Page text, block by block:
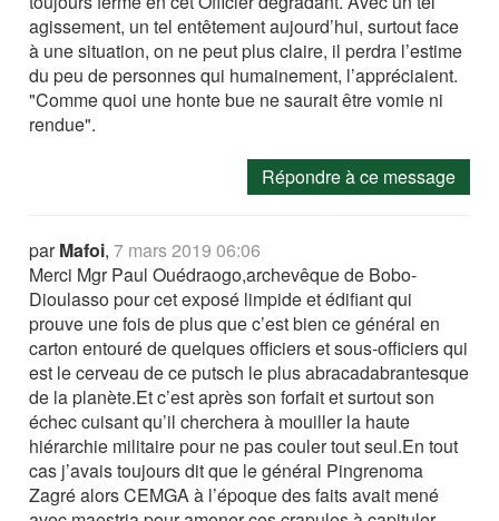
agissement, un tel entêtement aujourd’hui, surtout face
à une situation, on ne peut plus claire, il perdra l’estime
du peu de personnes qui humainement, l’appréciaient.
"Comme quoi une honte bue ne saurait être vomie ni
rendue".
Répondre à ce message
parMafoi,7 mars 2019 06:06
Merci Mgr Paul Ouédraogo,archevêque de Bobo-
Dioulasso pour cet exposé limpide et édifiant qui
prouve une fois de plus que c’est bien ce général en
carton entouré de quelques officiers et sous-officiers qui
est le cerveau de ce putsch le plus abracadabrantesque
de la planète.Et c’est après son forfait et surtout son
échec cuisant qu’il cherchera à mouiller la haute
hiérarchie militaire pour ne pas couler tout seul.En tout
cas j’avais toujours dit que le général Pingrenoma
Zagré alors CEMGA à l’époque des faits avait mené